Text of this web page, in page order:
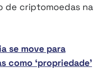
de criptomoedas na
se move para
como ‘propriedade’